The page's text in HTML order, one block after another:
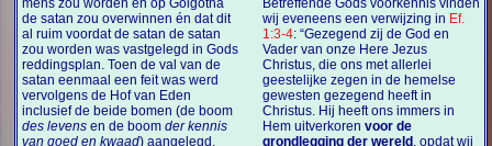
mens zou worden en op Golgotha
de satan zou overwinnen én dat dit
al ruim voordat de satan de satan
zou worden was vastgelegd in Gods
reddingsplan. Toen de val van de
satan eenmaal een feit was werd
vervolgens de Hof van Eden
inclusief de beide bomen (de boom
des levens en de boomder kennis
van goed en kwaad) aangelegd,
Betreffende Gods voorkennis vinden
wij eveneens een verwijzing in Ef.
1:3-4: “Gezegend zij de God en
Vader van onze Here Jezus
Christus, die ons met allerlei
geestelijke zegen in de hemelse
gewesten gezegend heeft in
Christus. Hij heeft ons immers in
Hem uitverkoren voor de
grondlegging der wereld, opdat wij